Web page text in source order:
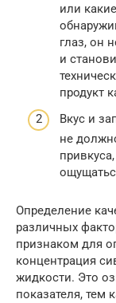
или
глаз, он
и
продукт
Вкус и
не
Определение
различных
признаком для
концентрация
жидкости. Это
показателя, тем